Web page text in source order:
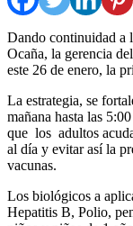
Dando continuidad a
Ocaña, la gerencia
este 26 de enero, la
La estrategia, se
mañana hasta las
que los adultos
al día y evitar así la
vacunas.
Los biológicos a
Hepatitis B, Polio,